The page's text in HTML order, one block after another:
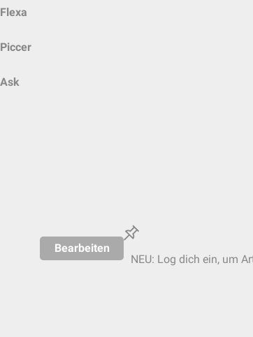
Flexa
Piccer
Ask
Bearbeiten
NEU: Log dich ein, um